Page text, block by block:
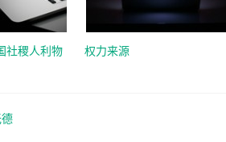
社稷人利物
权力来源